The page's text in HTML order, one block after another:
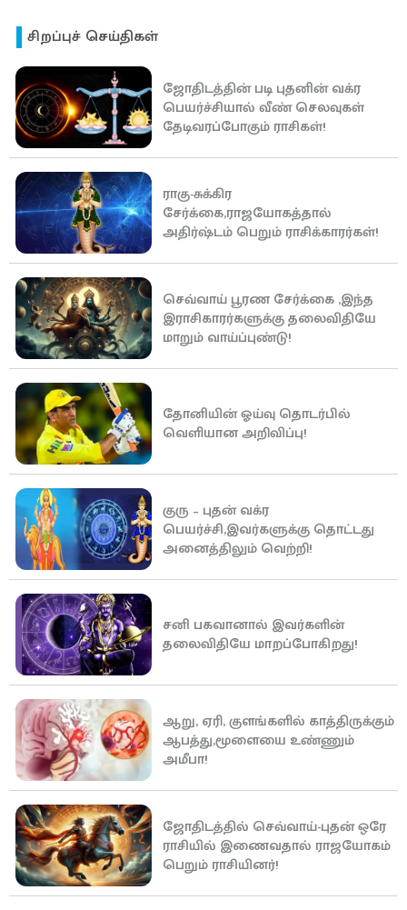
சிறப்புச் செய்திகள்
ஜோதிடத்தின் படி புதனின் வக்ர
பெயர்ச்சியால் வீண் செலவுகள்
தேடிவரப்போகும் ராசிகள்!
ராகு-சுக்கிர
சேர்க்கை,ராஜயோகத்தால்
அதிர்ஷ்டம் பெறும் ராசிக்காரர்கள்!
செவ்வாய் பூரண சேர்க்கை ,இந்த
இராசிகாரர்களுக்கு தலைவிதியே
மாறும் வாய்ப்புண்டு!
தோனியின் ஓய்வு தொடர்பில்
வெளியான அறிவிப்பு!
குரு – புதன் வக்ர
பெயர்ச்சி,இவர்களுக்கு தொட்டது
அனைத்திலும் வெற்றி!
சனி பகவானால் இவர்களின்
தலைவிதியே மாறப்போகிறது!
ஆறு, ஏரி, குளங்களில் காத்திருக்கும்
ஆபத்து,மூளையை உண்ணும்
அமீபா!
ஜோதிடத்தில் செவ்வாய்-புதன் ஒரே
ராசியில் இணைவதால் ராஜயோகம்
பெறும் ராசியினர்!